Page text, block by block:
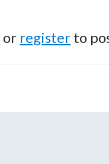
or register to